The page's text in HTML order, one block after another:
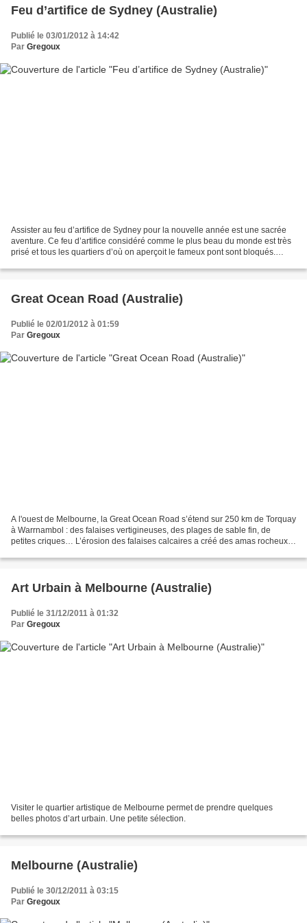
Feu d’artifice de Sydney (Australie)
Publié le 03/01/2012 à 14:42
Par Gregoux
Assister au feu d’artifice de Sydney pour la nouvelle année est une sacrée
aventure. Ce feu d’artifice considéré comme le plus beau du monde est très
prisé et tous les quartiers d’où on aperçoit le fameux pont sont bloqués.
Great Ocean Road (Australie)
Publié le 02/01/2012 à 01:59
Par Gregoux
A l'ouest de Melbourne, la Great Ocean Road s’étend sur 250 km de Torquay
à Warrnambol : des falaises vertigineuses, des plages de sable fin, de
petites criques… L’érosion des falaises calcaires a créé des amas rocheux
Art Urbain à Melbourne (Australie)
Publié le 31/12/2011 à 01:32
Par Gregoux
Visiter le quartier artistique de Melbourne permet de prendre quelques
belles photos d’art urbain. Une petite sélection.
Melbourne (Australie)
Publié le 30/12/2011 à 03:15
Par Gregoux